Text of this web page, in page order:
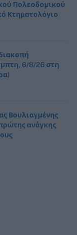
Πολεοδομικού
Κτηματολόγιο
6/8/26 στη
Βουλιαγμένης
ανάγκης